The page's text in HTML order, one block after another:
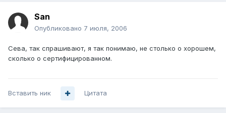
San
Опубликовано 7 июля, 2006
Сева, так спрашивают, я так понимаю, не столько о хорошем,
сколько о сертифицированном.
Вставить ник Цитата